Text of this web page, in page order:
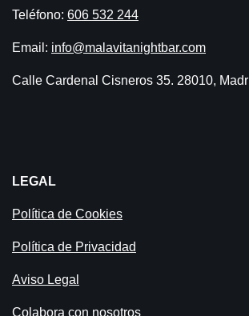
Teléfono: 606 532 244
Email: info@malavitanightbar.com
Calle Cardenal Cisneros 35. 28010,
LEGAL
Política de Cookies
Política de Privacidad
Aviso Legal
Colabora con nosotros